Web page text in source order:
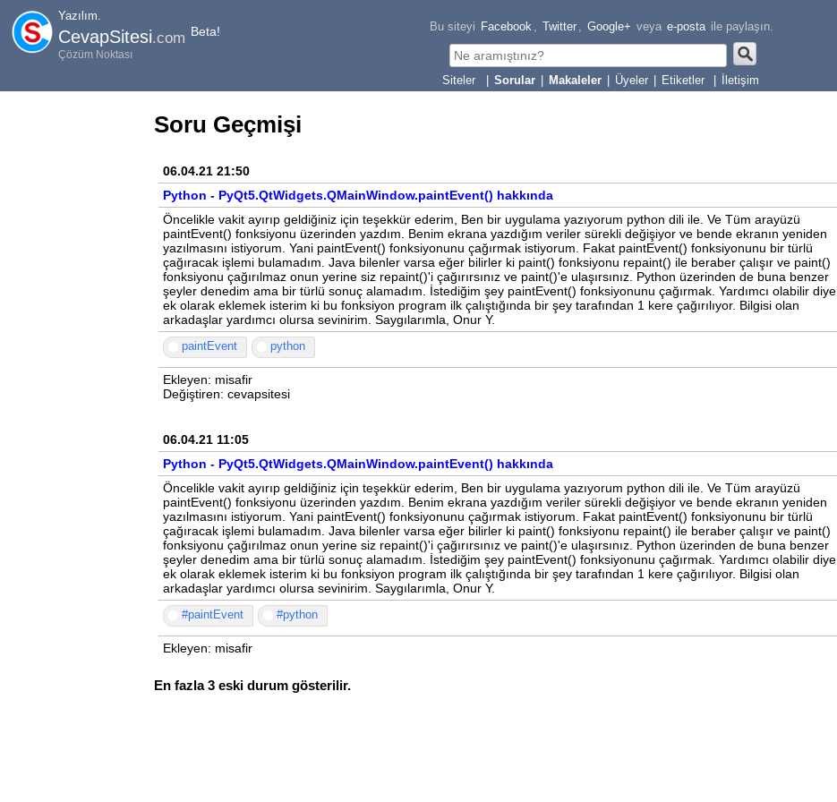
Yazılım.
CevapSitesi.com Beta!
Çözüm Noktası
Bu siteyi Facebook , Twitter , Google+ veya e-posta ile paylaşın.
Sorular Makaleler Üyeler Etiketler İletişim
Soru Geçmişi
06.04.21 21:50
Python - PyQt5.QtWidgets.QMainWindow.paintEvent() hakkında
Öncelikle vakit ayırıp geldiğiniz için teşekkür ederim, Ben bir uygulama yazıyorum python dili ile. Ve Tüm arayüzü
paintEvent() fonksiyonu üzerinden yazdım. Benim ekrana yazdığım veriler sürekli değişiyor ve bende ekranın yeniden
yazılmasını istiyorum. Yani paintEvent() fonksiyonunu çağırmak istiyorum. Fakat paintEvent() fonksiyonunu bir türlü
çağıracak işlemi bulamadım. Java bilenler varsa eğer bilirler ki paint() fonksiyonu repaint() ile beraber çalışır ve paint()
fonksiyonu çağırılmaz onun yerine siz repaint()'i çağırırsınız ve paint()'e ulaşırsınız. Python üzerinden de buna benzer
şeyler denedim ama bir türlü sonuç alamadım. İstediğim şey paintEvent() fonksiyonunu çağırmak. Yardımcı olabilir diye
ek olarak eklemek isterim ki bu fonksiyon program ilk çalıştığında bir şey tarafından 1 kere çağırılıyor. Bilgisi olan
arkadaşlar yardımcı olursa sevinirim. Saygılarımla, Onur Y.
paintEvent python
Ekleyen: misafir
Değiştiren: cevapsitesi
06.04.21 11:05
Python - PyQt5.QtWidgets.QMainWindow.paintEvent() hakkında
Öncelikle vakit ayırıp geldiğiniz için teşekkür ederim, Ben bir uygulama yazıyorum python dili ile. Ve Tüm arayüzü
paintEvent() fonksiyonu üzerinden yazdım. Benim ekrana yazdığım veriler sürekli değişiyor ve bende ekranın yeniden
yazılmasını istiyorum. Yani paintEvent() fonksiyonunu çağırmak istiyorum. Fakat paintEvent() fonksiyonunu bir türlü
çağıracak işlemi bulamadım. Java bilenler varsa eğer bilirler ki paint() fonksiyonu repaint() ile beraber çalışır ve paint()
fonksiyonu çağırılmaz onun yerine siz repaint()'i çağırırsınız ve paint()'e ulaşırsınız. Python üzerinden de buna benzer
şeyler denedim ama bir türlü sonuç alamadım. İstediğim şey paintEvent() fonksiyonunu çağırmak. Yardımcı olabilir diye
ek olarak eklemek isterim ki bu fonksiyon program ilk çalıştığında bir şey tarafından 1 kere çağırılıyor. Bilgisi olan
arkadaşlar yardımcı olursa sevinirim. Saygılarımla, Onur Y.
#paintEvent #python
Ekleyen: misafir
En fazla 3 eski durum gösterilir.